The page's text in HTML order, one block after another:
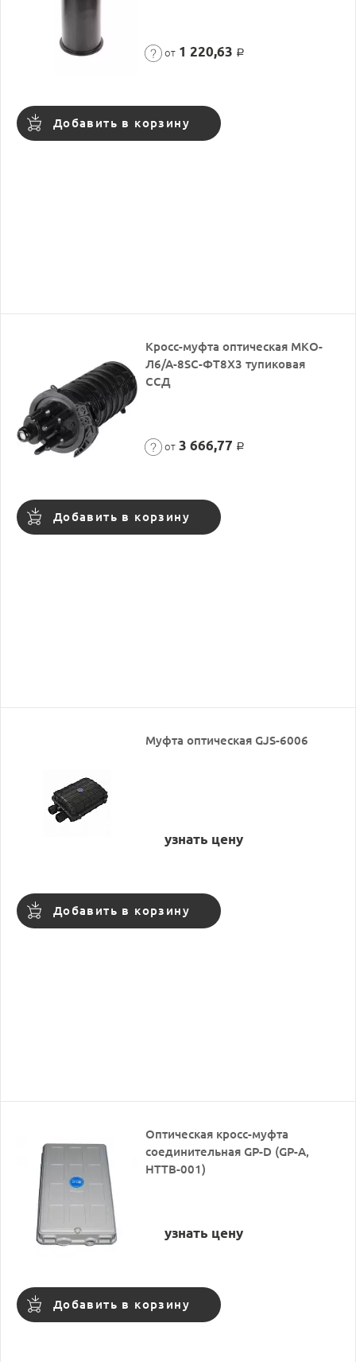
от 1 220,63 Р
Добавить в корзину
Кросс-муфта оптическая МКО-
Л6/А-8SC-ФТ8Х3 тупиковая
ССД
от 3 666,77 Р
Добавить в корзину
Муфта оптическая GJS-6006
узнать цену
Добавить в корзину
Оптическая кросс-муфта
соединительная GP-D (GP-A,
HTTB-001)
узнать цену
Добавить в корзину